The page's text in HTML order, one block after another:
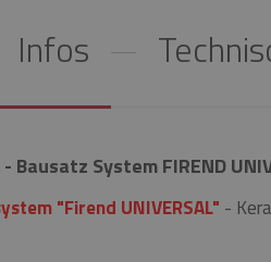
Infos
Bausatz System FIREND
"Firend UNIVERSAL" -